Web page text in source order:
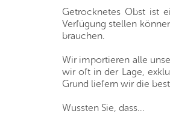
Getrocknetes Obst ist
Verfügung stellen
brauchen.
Wir importieren alle
wir oft in der Lage,
Grund liefern wir die
Wussten Sie, dass...